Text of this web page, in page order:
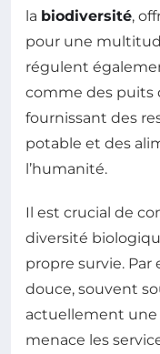
la biodiversité,
pour une
régulent
comme des puits
fournissant des
potable et des
l’humanité.
Il est crucial de
diversité
propre survie. Par
douce, souvent
actuellement une
menace les